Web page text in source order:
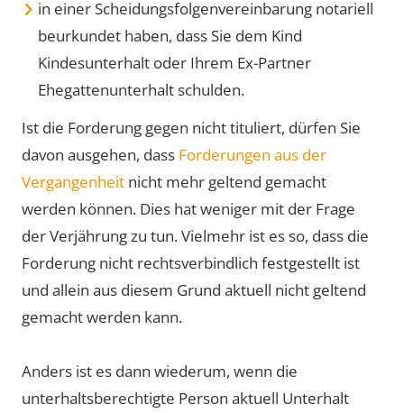
in einer Scheidungsfolgenvereinbarung notariell
beurkundet haben, dass Sie dem Kind
Kindesunterhalt oder Ihrem Ex-Partner
Ehegattenunterhalt schulden.
Ist die Forderung gegen nicht tituliert, dürfen Sie
davon ausgehen, dass Forderungen aus der
Vergangenheit nicht mehr geltend gemacht
werden können. Dies hat weniger mit der Frage
der Verjährung zu tun. Vielmehr ist es so, dass die
Forderung nicht rechtsverbindlich festgestellt ist
und allein aus diesem Grund aktuell nicht geltend
gemacht werden kann.
Anders ist es dann wiederum, wenn die
unterhaltsberechtigte Person aktuell Unterhalt